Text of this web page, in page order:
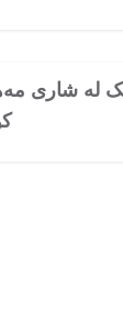
لە شاری